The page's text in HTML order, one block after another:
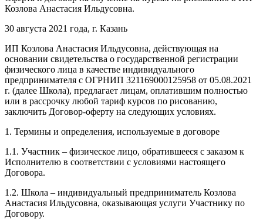
Козлова Анастасия Ильдусовна.
30 августа 2021 года, г. Казань
ИП Козлова Анастасия Ильдусовна, действующая на
основании свидетельства о государственной регистрации
физического лица в качестве индивидуального
предпринимателя с ОГРНИП 321169000125958 от 05.08.2021
г. (далее Школа), предлагает лицам, оплатившим полностью
или в рассрочку любой тариф курсов по рисованию,
заключить Договор-оферту на следующих условиях.
1. Термины и определения, используемые в договоре
1.1. Участник – физическое лицо, обратившееся с заказом к
Исполнителю в соответствии с условиями настоящего
Договора.
1.2. Школа – индивидуальный предприниматель Козлова
Анастасия Ильдусовна, оказывающая услуги Участнику по
Договору.